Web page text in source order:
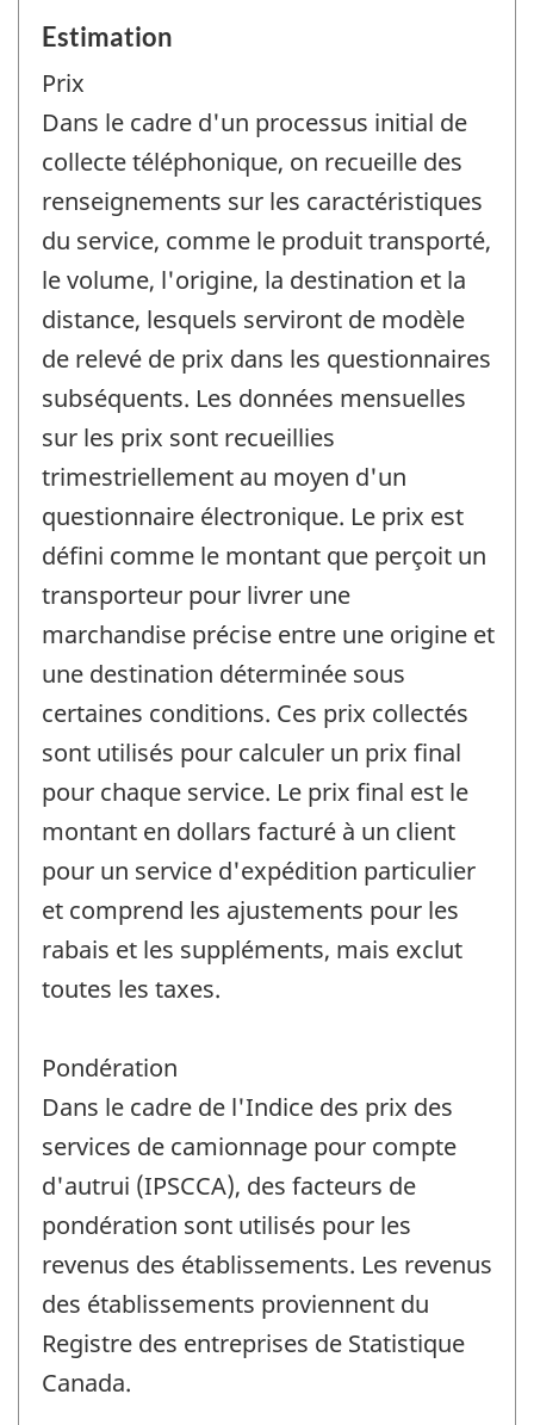
Estimation
Prix
Dans le cadre d'un processus initial de
collecte téléphonique, on recueille des
renseignements sur les caractéristiques
du service, comme le produit transporté,
le volume, l'origine, la destination et la
distance, lesquels serviront de modèle
de relevé de prix dans les questionnaires
subséquents. Les données mensuelles
sur les prix sont recueillies
trimestriellement au moyen d'un
questionnaire électronique. Le prix est
défini comme le montant que perçoit un
transporteur pour livrer une
marchandise précise entre une origine et
une destination déterminée sous
certaines conditions. Ces prix collectés
sont utilisés pour calculer un prix final
pour chaque service. Le prix final est le
montant en dollars facturé à un client
pour un service d'expédition particulier
et comprend les ajustements pour les
rabais et les suppléments, mais exclut
toutes les taxes.
Pondération
Dans le cadre de l'Indice des prix des
services de camionnage pour compte
d'autrui (IPSCCA), des facteurs de
pondération sont utilisés pour les
revenus des établissements. Les revenus
des établissements proviennent du
Registre des entreprises de Statistique
Canada.